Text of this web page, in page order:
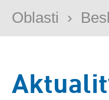
Oblasti ›